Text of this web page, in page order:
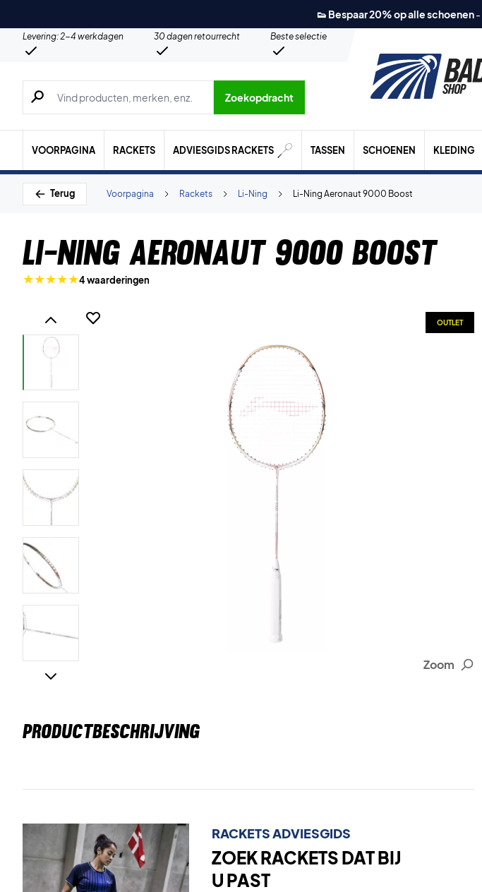
👟 Bespaar 20% op alle schoenen-
Levering: 2-4 werkdagen 30 dagen retourrecht
Beste selectie
Zoeken naar producten, merken etc.
Zoekopdracht
VOORPAGINA RACKETS ADVIESGIDS RACKETS TASSEN SCHOENEN KLEDING
Terug Li-Ning Aeronaut 9000 Boost
Li-Ning
Rackets
Voorpagina
Li-Ning Aeronaut 9000 Boost
4 waarderingen
Zoom
OUTLET
PRODUCTBESCHRIJVING
RACKETS ADVIESGIDS
ZOEK RACKETS DAT BIJ
U PAST